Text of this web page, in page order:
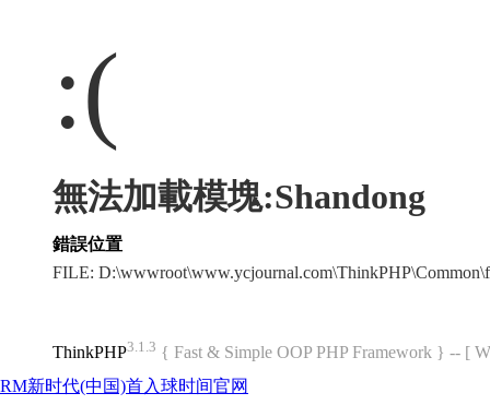
:(
無法加載模塊:Shandong
錯誤位置
FILE:
ThinkPHP3.1.3 { Fast & Simple OOP PHP Framework } -- [
RM新时代(中国)首入球时间官网